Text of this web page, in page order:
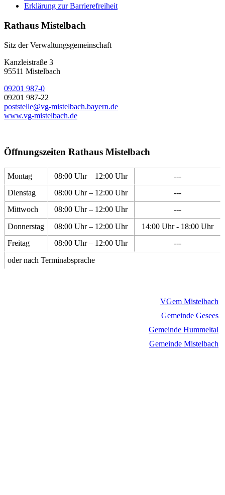
Erklärung zur Barrierefreiheit
Rathaus Mistelbach
Sitz der Verwaltungsgemeinschaft
Kanzleistraße 3
95511 Mistelbach
09201 987-0
09201 987-22
poststelle@vg-mistelbach.bayern.de
www.vg-mistelbach.de
Öffnungszeiten Rathaus Mistelbach
Montag 08:00 Uhr – 12:00 Uhr
---
Dienstag
08:00 Uhr – 12:00 Uhr
---
Mittwoch
08:00 Uhr – 12:00 Uhr
---
Donnerstag
08:00 Uhr – 12:00 Uhr
14:00 Uhr - 18:00 Uhr
Freitag
08:00 Uhr – 12:00 Uhr
---
oder nach Terminabsprache
VGem Mistelbach
Gemeinde Gesees
Gemeinde Hummeltal
Gemeinde Mistelbach